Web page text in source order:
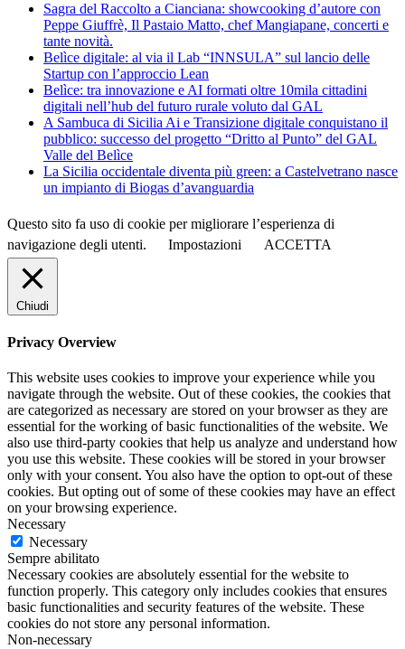
Sagra del Raccolto a Cianciana: showcooking d’autore con
Peppe Giuffrè, Il Pastaio Matto, chef Mangiapane, concerti e
tante novità.
Belìce digitale: al via il Lab “INNSULA” sul lancio delle
Startup con l’approccio Lean
Belìce: tra innovazione e AI formati oltre 10mila cittadini
digitali nell’hub del futuro rurale voluto dal GAL
A Sambuca di Sicilia Ai e Transizione digitale conquistano il
pubblico: successo del progetto “Dritto al Punto” del GAL
Valle del Belìce
La Sicilia occidentale diventa più green: a Castelvetrano nasce
un impianto di Biogas d’avanguardia
Questo sito fa uso di cookie per migliorare l’esperienza di
navigazione degli utenti.
Impostazioni ACCETTA
Chiudi
Privacy Overview
This website uses cookies to improve your experience while you
navigate through the website. Out of these cookies, the cookies that
are categorized as necessary are stored on your browser as they are
essential for the working of basic functionalities of the website. We
also use third-party cookies that help us analyze and understand how
you use this website. These cookies will be stored in your browser
only with your consent. You also have the option to opt-out of these
cookies. But opting out of some of these cookies may have an effect
on your browsing experience.
Necessary
Necessary
Sempre abilitato
Necessary cookies are absolutely essential for the website to
function properly. This category only includes cookies that ensures
basic functionalities and security features of the website. These
cookies do not store any personal information.
Non-necessary